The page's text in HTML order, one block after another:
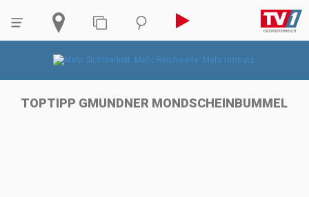
TOPTIPP GMUNDNER MONDSCHEINBUMMEL